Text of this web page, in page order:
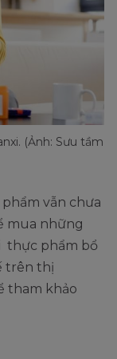
(Ảnh: Sưu tầm
vẫn chưa
mua những
thực phẩm bổ
trên thị
tham khảo